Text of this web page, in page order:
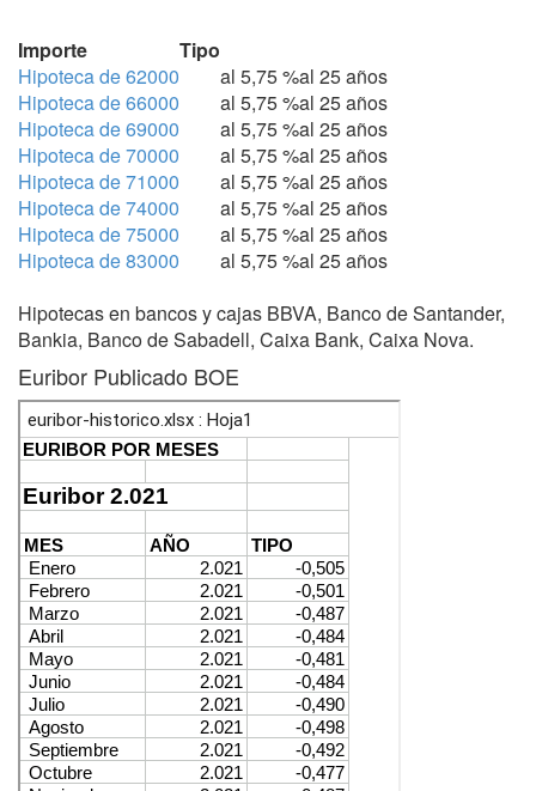
Importe
Tipo
Hipoteca de 62000
al 5,75 %al 25 años
Hipoteca de 66000
al 5,75 %al 25 años
Hipoteca de 69000
al 5,75 %al 25 años
Hipoteca de 70000
al 5,75 %al 25 años
Hipoteca de 71000
al 5,75 %al 25 años
Hipoteca de 74000
al 5,75 %al 25 años
Hipoteca de 75000
al 5,75 %al 25 años
Hipoteca de 83000
al 5,75 %al 25 años
Hipotecas en bancos y cajas BBVA, Banco de Santander,
Bankia, Banco de Sabadell, Caixa Bank, Caixa Nova.
Euribor Publicado BOE